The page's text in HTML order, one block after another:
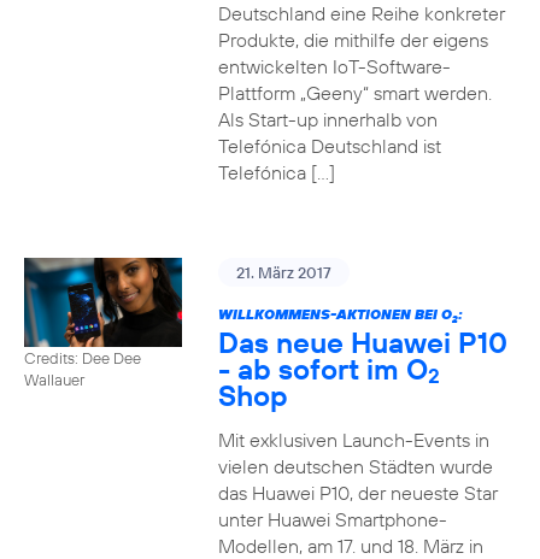
Deutschland eine Reihe konkreter
Produkte, die mithilfe der eigens
entwickelten IoT-Software-
Plattform „Geeny“ smart werden.
Als Start-up innerhalb von
Telefónica Deutschland ist
Telefónica […]
Credits: Dee Dee
Wallauer
21. März 2017
WILLKOMMENS-AKTIONEN BEI O2:
Das neue Huawei P10
- ab sofort im O2
Shop
Mit exklusiven Launch-Events in
vielen deutschen Städten wurde
das Huawei P10, der neueste Star
unter Huawei Smartphone-
Modellen, am 17. und 18. März in